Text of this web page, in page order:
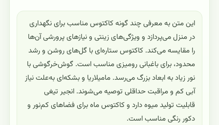
این متن به معرفی چند گونه کاکتوس مناسب برای نگهداری
در منزل می‌پردازد و ویژگی‌های زینتی و نیازهای پرورشی آن‌ها
را مقایسه می‌کند. کاکتوس ستاره‌ای با گل‌های روشن و رشد
محدود، برای باغبانی رومیزی مناسب است. گوش‌خرگوشی با
نور زیاد به ابعاد بزرگ می‌رسد. مامیلاریا و بشکه‌ای به‌علت نیاز
آبی کم و مراقبت حداقلی توصیه می‌شوند. انجیر تیغی
قابلیت تولید میوه دارد و کاکتوس ماه برای فضاهای کم‌نور و
دکور رنگی مناسب است.